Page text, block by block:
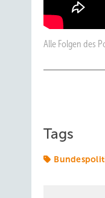
Alle Folgen des
Tags